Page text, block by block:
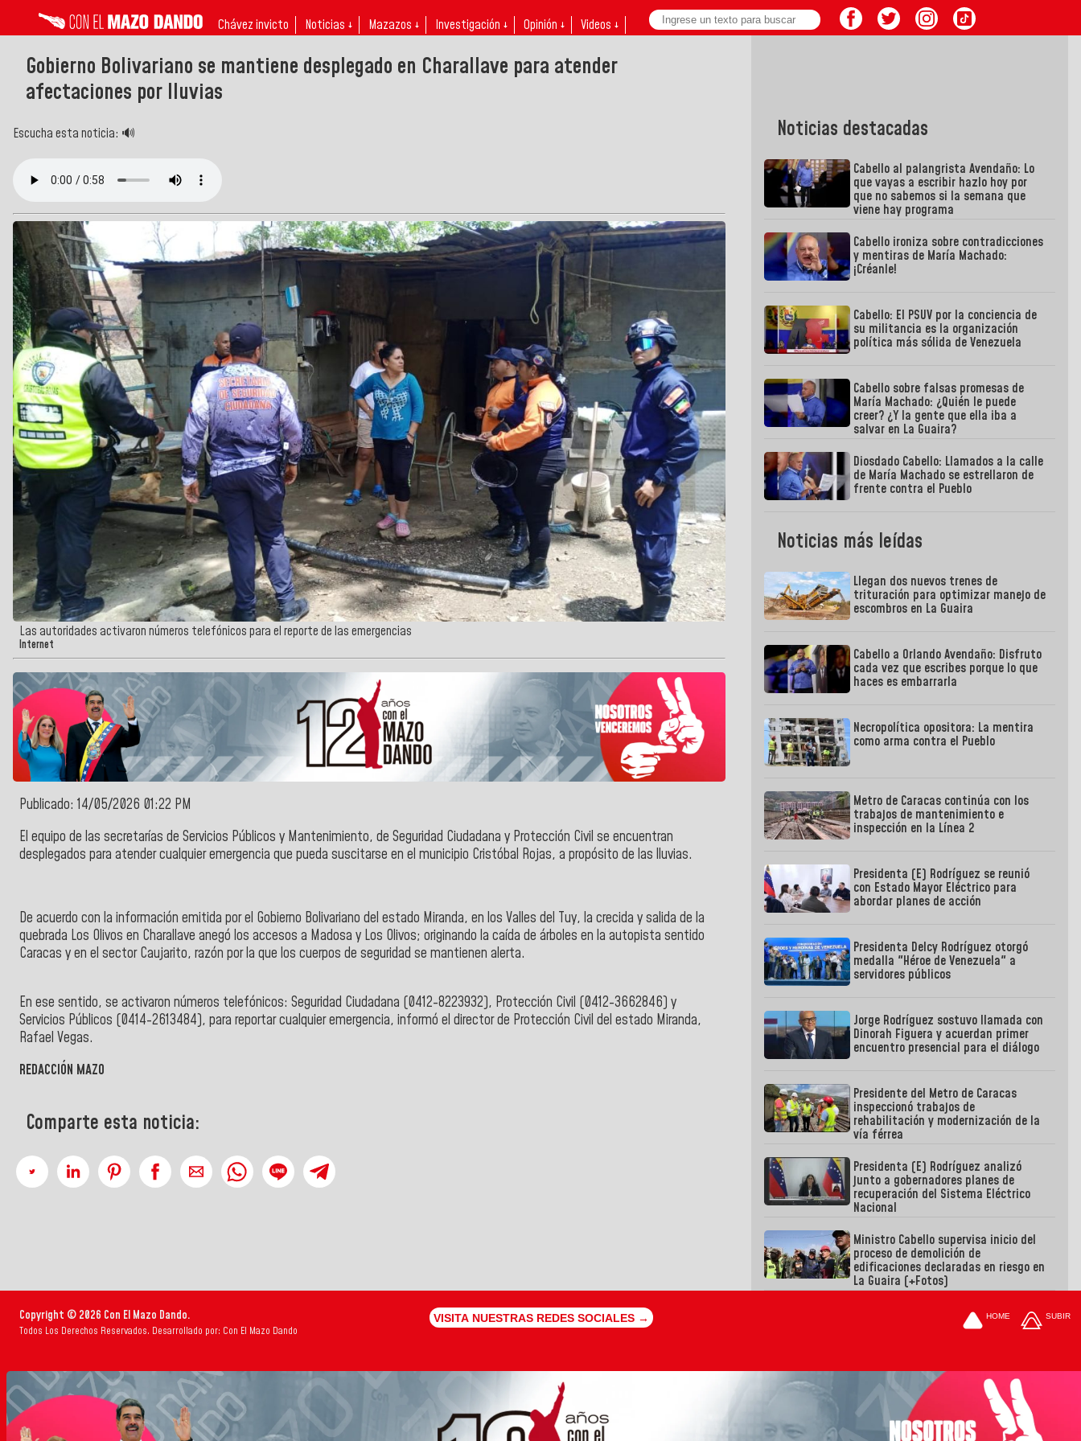
Chávez invicto Noticias ↓ Mazazos ↓ Investigación ↓ Opinión ↓ Videos ↓
Gobierno Bolivariano se mantiene desplegado en Charallave para atender
afectaciones por lluvias
Escucha esta noticia: 🔊
Las autoridades activaron números telefónicos para el reporte de las emergencias
Internet
Publicado: 14/05/2026 01:22 PM
El equipo de las secretarías de Servicios Públicos y Mantenimiento, de Seguridad Ciudadana y Protección Civil se encuentran
desplegados para atender cualquier emergencia que pueda suscitarse en el municipio Cristóbal Rojas, a propósito de las lluvias.
De acuerdo con la información emitida por el Gobierno Bolivariano del estado Miranda, en los Valles del Tuy, la crecida y salida de la
quebrada Los Olivos en Charallave anegó los accesos a Madosa y Los Olivos; originando la caída de árboles en la autopista sentido
Caracas y en el sector Caujarito, razón por la que los cuerpos de seguridad se mantienen alerta.
En ese sentido, se activaron números telefónicos: Seguridad Ciudadana (0412-8223932), Protección Civil (0412-3662846) y
Servicios Públicos (0414-2613484), para reportar cualquier emergencia, informó el director de Protección Civil del estado Miranda,
Rafael Vegas.
REDACCIÓN MAZO
Comparte esta noticia:
Noticias destacadas
Cabello al palangrista Avendaño: Lo
que vayas a escribir hazlo hoy por
que no sabemos si la semana que
viene hay programa
Cabello ironiza sobre contradicciones
y mentiras de María Machado:
¡Créanle!
Cabello: El PSUV por la conciencia de
su militancia es la organización
política más sólida de Venezuela
Cabello sobre falsas promesas de
María Machado: ¿Quién le puede
creer? ¿Y la gente que ella iba a
salvar en La Guaira?
Diosdado Cabello: Llamados a la calle
de María Machado se estrellaron de
frente contra el Pueblo
Noticias más leídas
Llegan dos nuevos trenes de
trituración para optimizar manejo de
escombros en La Guaira
Cabello a Orlando Avendaño: Disfruto
cada vez que escribes porque lo que
haces es embarrarla
Necropolítica opositora: La mentira
como arma contra el Pueblo
Metro de Caracas continúa con los
trabajos de mantenimiento e
inspección en la Línea 2
Presidenta (E) Rodríguez se reunió
con Estado Mayor Eléctrico para
abordar planes de acción
Presidenta Delcy Rodríguez otorgó
medalla "Héroe de Venezuela" a
servidores públicos
Jorge Rodríguez sostuvo llamada con
Dinorah Figuera y acuerdan primer
encuentro presencial para el diálogo
Presidente del Metro de Caracas
inspeccionó trabajos de
rehabilitación y modernización de la
vía férrea
Presidenta (E) Rodríguez analizó
junto a gobernadores planes de
recuperación del Sistema Eléctrico
Nacional
Ministro Cabello supervisa inicio del
proceso de demolición de
edificaciones declaradas en riesgo en
La Guaira (+Fotos)
Copyright © 2026 Con El Mazo Dando.
Todos Los Derechos Reservados. Desarrollado por: Con El Mazo Dando
VISITA NUESTRAS REDES SOCIALES → HOME SUBIR